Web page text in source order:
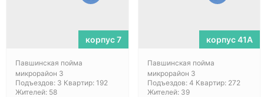
корпус 7
Павшинская пойма
микрорайон 3
Подъездов: 3 Квартир: 192
Жителей: 58
корпус 41А
Павшинская пойма
микрорайон 3
Подъездов: 4 Квартир: 272
Жителей: 39